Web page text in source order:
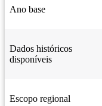
Ano base
Dados históricos
disponíveis
Escopo regional